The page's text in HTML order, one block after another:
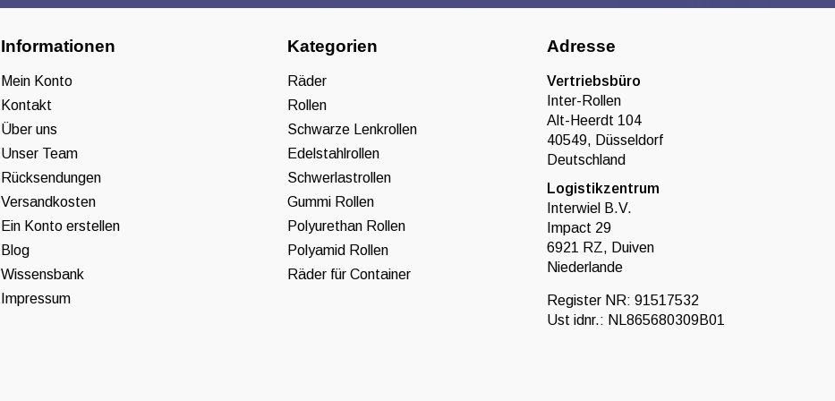
Informationen
Mein Konto
Kontakt
Über uns
Unser Team
Rücksendungen
Versandkosten
Ein Konto erstellen
Blog
Wissensbank
Impressum
Kategorien
Räder
Rollen
Schwarze Lenkrollen
Edelstahlrollen
Schwerlastrollen
Gummi Rollen
Polyurethan Rollen
Polyamid Rollen
Räder für Container
Adresse
Vertriebsbüro
Inter-Rollen
Alt-Heerdt 104
40549, Düsseldorf
Deutschland
Logistikzentrum
Interwiel B.V.
Impact 29
6921 RZ, Duiven
Niederlande
Register NR: 91517532
Ust idnr.: NL865680309B01